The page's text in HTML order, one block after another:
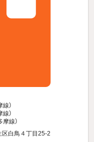
線）
線）
摩線）
白鳥４丁目25-2